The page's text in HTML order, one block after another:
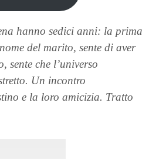
hanno sedici anni: la prima
del marito, sente di aver
sente che l’universo
Un incontro
e la loro amicizia. Tratto